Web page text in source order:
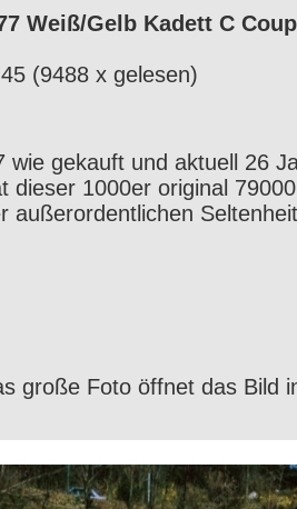
Weiß/Gelb Kadett C
(9488 x gelesen)
wie gekauft und aktuell 26
dieser 1000er original
außerordentlichen
große Foto öffnet das Bild